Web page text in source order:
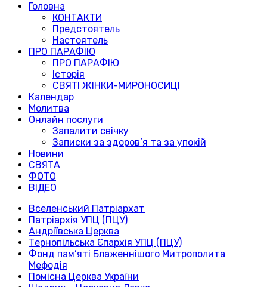
Головна
КОНТАКТИ
Предстоятель
Настоятель
ПРО ПАРАФІЮ
ПРО ПАРАФІЮ
Історія
СВЯТІ ЖІНКИ-МИРОНОСИЦІ
Календар
Молитва
Онлайн послуги
Запалити свічку
Записки за здоров’я та за упокій
Новини
СВЯТА
ФОТО
ВІДЕО
Вселенський Патріархат
Патріархія УПЦ (ПЦУ)
Андріївська Церква
Тернопільська Єпархія УПЦ (ПЦУ)
Фонд пам’яті Блаженнішого Митрополита
Мефодія
Помісна Церква України